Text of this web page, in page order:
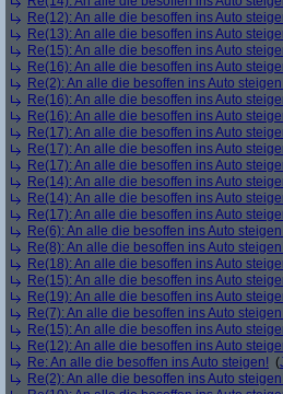
Re(12): An alle die besoffen ins Auto
Re(13): An alle die besoffen ins Auto
Re(15): An alle die besoffen ins Auto
Re(16): An alle die besoffen ins Auto
Re(2): An alle die besoffen ins Auto steigen!
Re(16): An alle die besoffen ins Auto
Re(16): An alle die besoffen ins Auto
Re(17): An alle die besoffen ins Auto
Re(17): An alle die besoffen ins Auto
Re(17): An alle die besoffen ins Auto
Re(14): An alle die besoffen ins Auto
Re(14): An alle die besoffen ins Auto
Re(17): An alle die besoffen ins Auto
Re(6): An alle die besoffen ins Auto steigen!
Re(8): An alle die besoffen ins Auto steigen!
Re(18): An alle die besoffen ins Auto
Re(15): An alle die besoffen ins Auto
Re(19): An alle die besoffen ins Auto
Re(7): An alle die besoffen ins Auto steigen!
Re(15): An alle die besoffen ins Auto
Re(12): An alle die besoffen ins Auto
Re: An alle die besoffen ins Auto steigen! (
Re(2): An alle die besoffen ins Auto steigen!